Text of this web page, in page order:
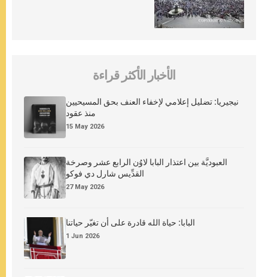
الأخبار الأكثر قراءة
نيجيريا: تضليل إعلامي لإخفاء العنف بحق المسيحيين
منذ عقود
15 May 2026
العبوديَّة بين اعتذار البابا لاوُن الرابع عشر وصرخة
القدِّيس شارل دي فوكو
27 May 2026
البابا: حياة الله قادرة على أن تغيّر حياتنا
1 Jun 2026